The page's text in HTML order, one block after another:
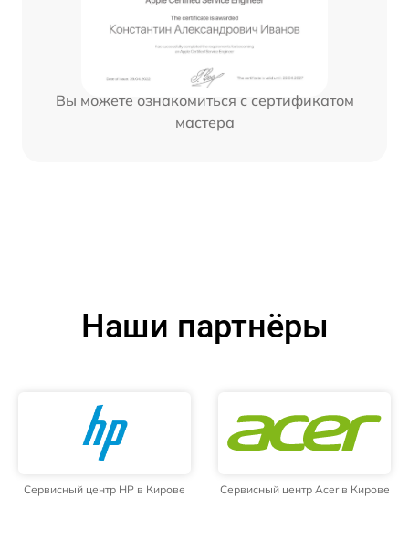
Вы можете ознакомиться с сертификатом
мастера
Наши партнёры
Сервисный центр HP в Кирове Сервисный центр Acer в Кирове